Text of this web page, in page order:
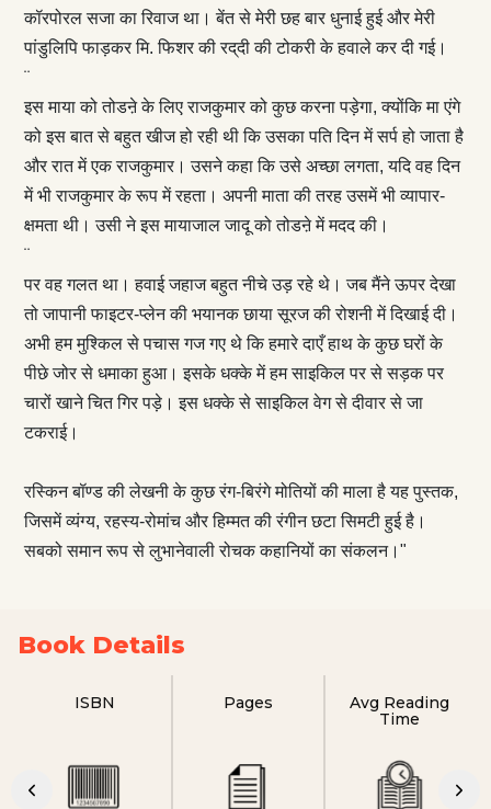
कॉरपोरल सजा का रिवाज था। बेंत से मेरी छह बार धुनाई हुई और मेरी
पांडुलिपि फाड़कर मि. फिशर की रद‍्दी की टोकरी के हवाले कर दी गई।
¨
इस माया को तोडऩे के लिए राजकुमार को कुछ करना पड़ेगा, क्योंकि मा एंगे
को इस बात से बहुत खीज हो रही थी कि उसका पति दिन में सर्प हो जाता है
और रात में एक राजकुमार। उसने कहा कि उसे अच्छा लगता, यदि वह दिन
में भी राजकुमार के रूप में रहता। अपनी माता की तरह उसमें भी व्यापार-
क्षमता थी। उसी ने इस मायाजाल जादू को तोडऩे में मदद की।
¨
पर वह गलत था। हवाई जहाज बहुत नीचे उड़ रहे थे। जब मैंने ऊपर देखा
तो जापानी फाइटर-प्लेन की भयानक छाया सूरज की रोशनी में दिखाई दी।
अभी हम मुश्किल से पचास गज गए थे कि हमारे दाएँ हाथ के कुछ घरों के
पीछे जोर से धमाका हुआ। इसके धक्के में हम साइकिल पर से सड़क पर
चारों खाने चित गिर पड़े। इस धक्के से साइकिल वेग से दीवार से जा
टकराई।
रस्किन बॉण्ड की लेखनी के कुछ रंग-बिरंगे मोतियों की माला है यह पुस्तक,
जिसमें व्यंग्य, रहस्य-रोमांच और हिम्मत की रंगीन छटा सिमटी हुई है।
सबको समान रूप से लुभानेवाली रोचक कहानियों का संकलन।"
Book Details
ISBN Pages
Avg Reading
Time